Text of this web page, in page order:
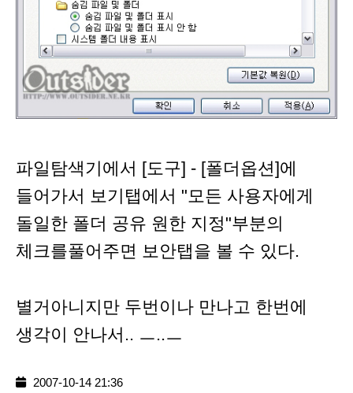
파일탐색기에서 [도구] - [폴더옵션]에
들어가서 보기탭에서 "모든 사용자에게
돌일한 폴더 공유 원한 지정"부분의
체크를풀어주면 보안탭을 볼 수 있다.
별거아니지만 두번이나 만나고 한번에
생각이 안나서.. ㅡ..ㅡ
2007-10-14 21:36